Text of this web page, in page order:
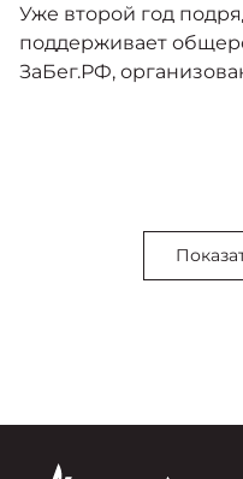
Уже второй год
поддерживает
ЗаБег.РФ,